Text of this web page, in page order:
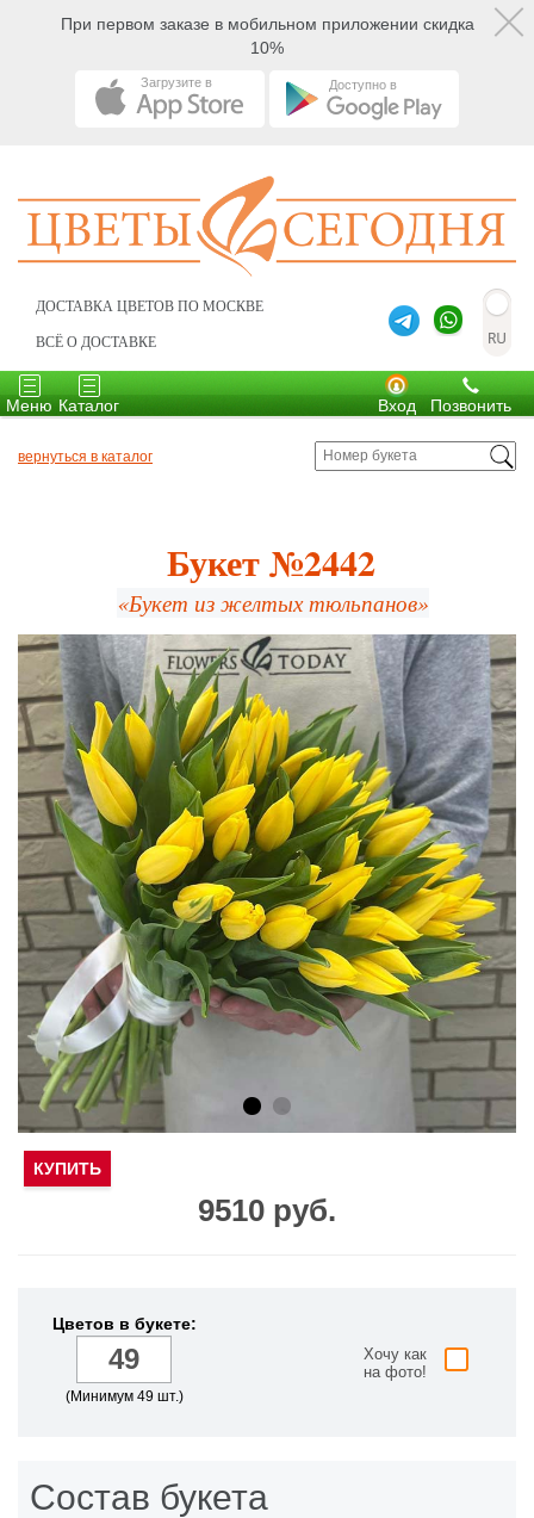
При первом заказе в мобильном приложении скидка
10%
Загрузите в Доступно в
ДОСТАВКА ЦВЕТОВ ПО МОСКВЕ
ВСЁ О ДОСТАВКЕ
Toggle
navigation
Меню
Toggle
navigation
Каталог Позвонить
Вход
вернуться в каталог
Букет №2442
«Букет из желтых тюльпанов»
9510 руб.
КУПИТЬ
Цветов в букете:
(Минимум 49 шт.)
Хочу как
на фото!
Состав букета